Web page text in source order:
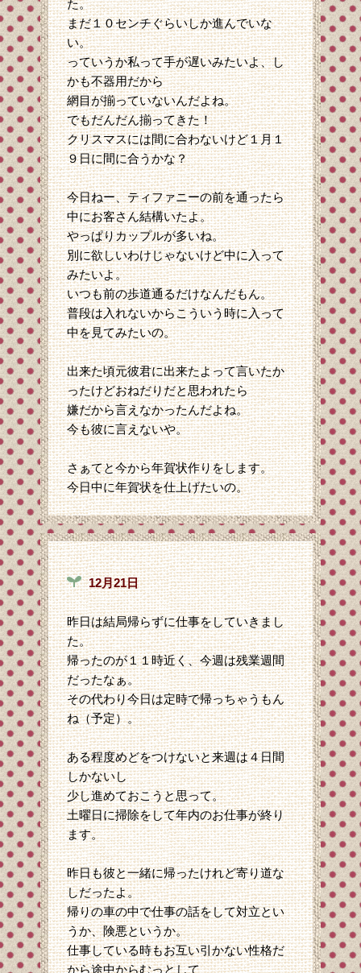
た。
まだ１０センチぐらいしか進んでいな
い。
っていうか私って手が遅いみたいよ、し
かも不器用だから
網目が揃っていないんだよね。
でもだんだん揃ってきた！
クリスマスには間に合わないけど１月１
９日に間に合うかな？
今日ねー、ティファニーの前を通ったら
中にお客さん結構いたよ。
やっぱりカップルが多いね。
別に欲しいわけじゃないけど中に入って
みたいよ。
いつも前の歩道通るだけなんだもん。
普段は入れないからこういう時に入って
中を見てみたいの。
出来た頃元彼君に出来たよって言いたか
ったけどおねだりだと思われたら
嫌だから言えなかったんだよね。
今も彼に言えないや。
さぁてと今から年賀状作りをします。
今日中に年賀状を仕上げたいの。
12月21日
昨日は結局帰らずに仕事をしていきまし
た。
帰ったのが１１時近く、今週は残業週間
だったなぁ。
その代わり今日は定時で帰っちゃうもん
ね（予定）。
ある程度めどをつけないと来週は４日間
しかないし
少し進めておこうと思って。
土曜日に掃除をして年内のお仕事が終り
ます。
昨日も彼と一緒に帰ったけれど寄り道な
しだったよ。
帰りの車の中で仕事の話をして対立とい
うか、険悪というか。
仕事している時もお互い引かない性格だ
から途中からむっとして